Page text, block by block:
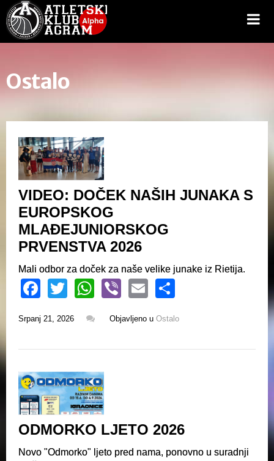
Ostalo
VIDEO: DOČEK NAŠIH JUNAKA S
EUROPSKOG
MLAĐEJUNIORSKOG
PRVENSTVA 2026
Mali odbor za doček za naše velike junake iz Rietija.
F
c
e
o
o
k
T
tt
er
W
at
s
p
p
Vi
er
E
ail ar
e
Srpanj 21, 2026 Objavljeno u Ostalo
ODMORKO LJETO 2026
Novo "Odmorko" ljeto pred nama, ponovno u suradnji